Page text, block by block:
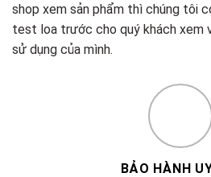
shop xem sản phẩm thì chúng tôi
test loa trước cho quý khách xem
sử dụng của mình.
BẢO HÀNH